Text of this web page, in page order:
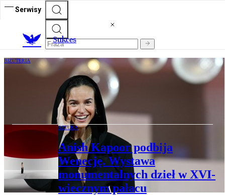
Serwisy
Sukces
BIŻUTERIA
Kasia Smutniak i zielone diamenty.
Polska aktorka ambasadorką marki
luksusowej
SZTUKA
Anish Kapoor podbija
Wenecję. Wystawa
monumentalnych dzieł w XVI-
wiecznym pałacu